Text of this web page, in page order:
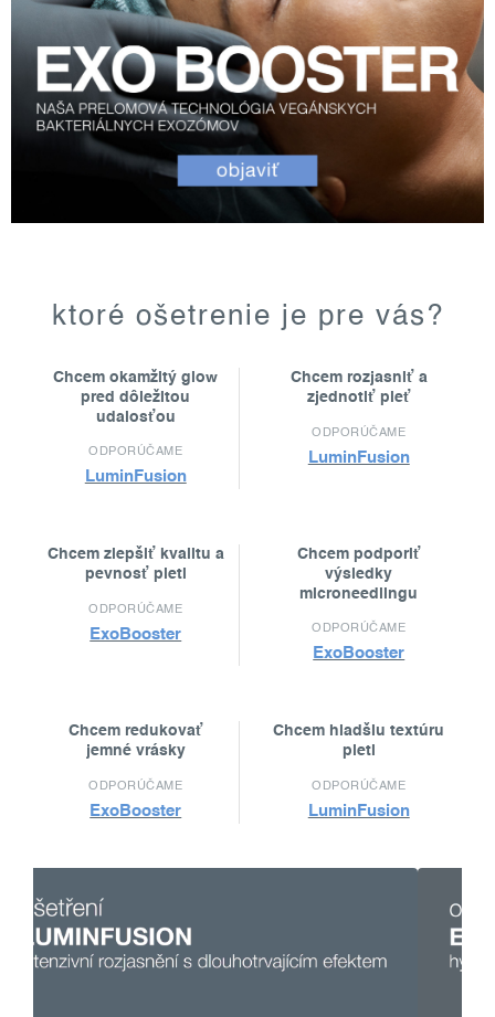
ktoré ošetrenie je pre vás?
Chcem okamžitý glow
pred dôležitou
udalosťou
ODPORÚČAME
LuminFusion
Chcem rozjasniť a
zjednotiť pleť
ODPORÚČAME
LuminFusion
Chcem zlepšiť kvalitu a
pevnosť pleti
ODPORÚČAME
ExoBooster
Chcem podporiť
výsledky
microneedlingu
ODPORÚČAME
ExoBooster
Chcem redukovať
jemné vrásky
ODPORÚČAME
ExoBooster
Chcem hladšiu textúru
pleti
ODPORÚČAME
LuminFusion